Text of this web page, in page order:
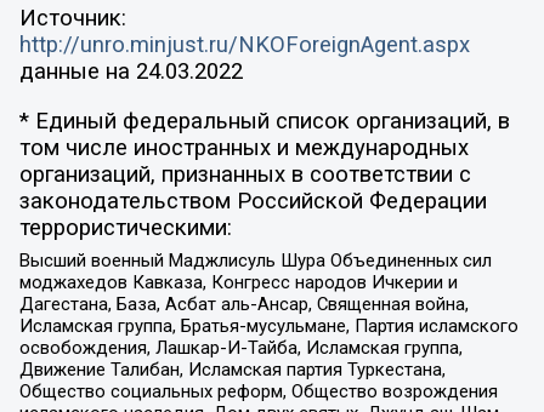
Источник:
http://unro.minjust.ru/NKOForeignAgent.aspx
данные на 24.03.2022
* Единый федеральный список организаций, в
том числе иностранных и международных
организаций, признанных в соответствии с
законодательством Российской Федерации
террористическими:
Высший военный Маджлисуль Шура Объединенных сил
моджахедов Кавказа, Конгресс народов Ичкерии и
Дагестана, База, Асбат аль-Ансар, Священная война,
Исламская группа, Братья-мусульмане, Партия исламского
освобождения, Лашкар-И-Тайба, Исламская группа,
Движение Талибан, Исламская партия Туркестана,
Общество социальных реформ, Общество возрождения